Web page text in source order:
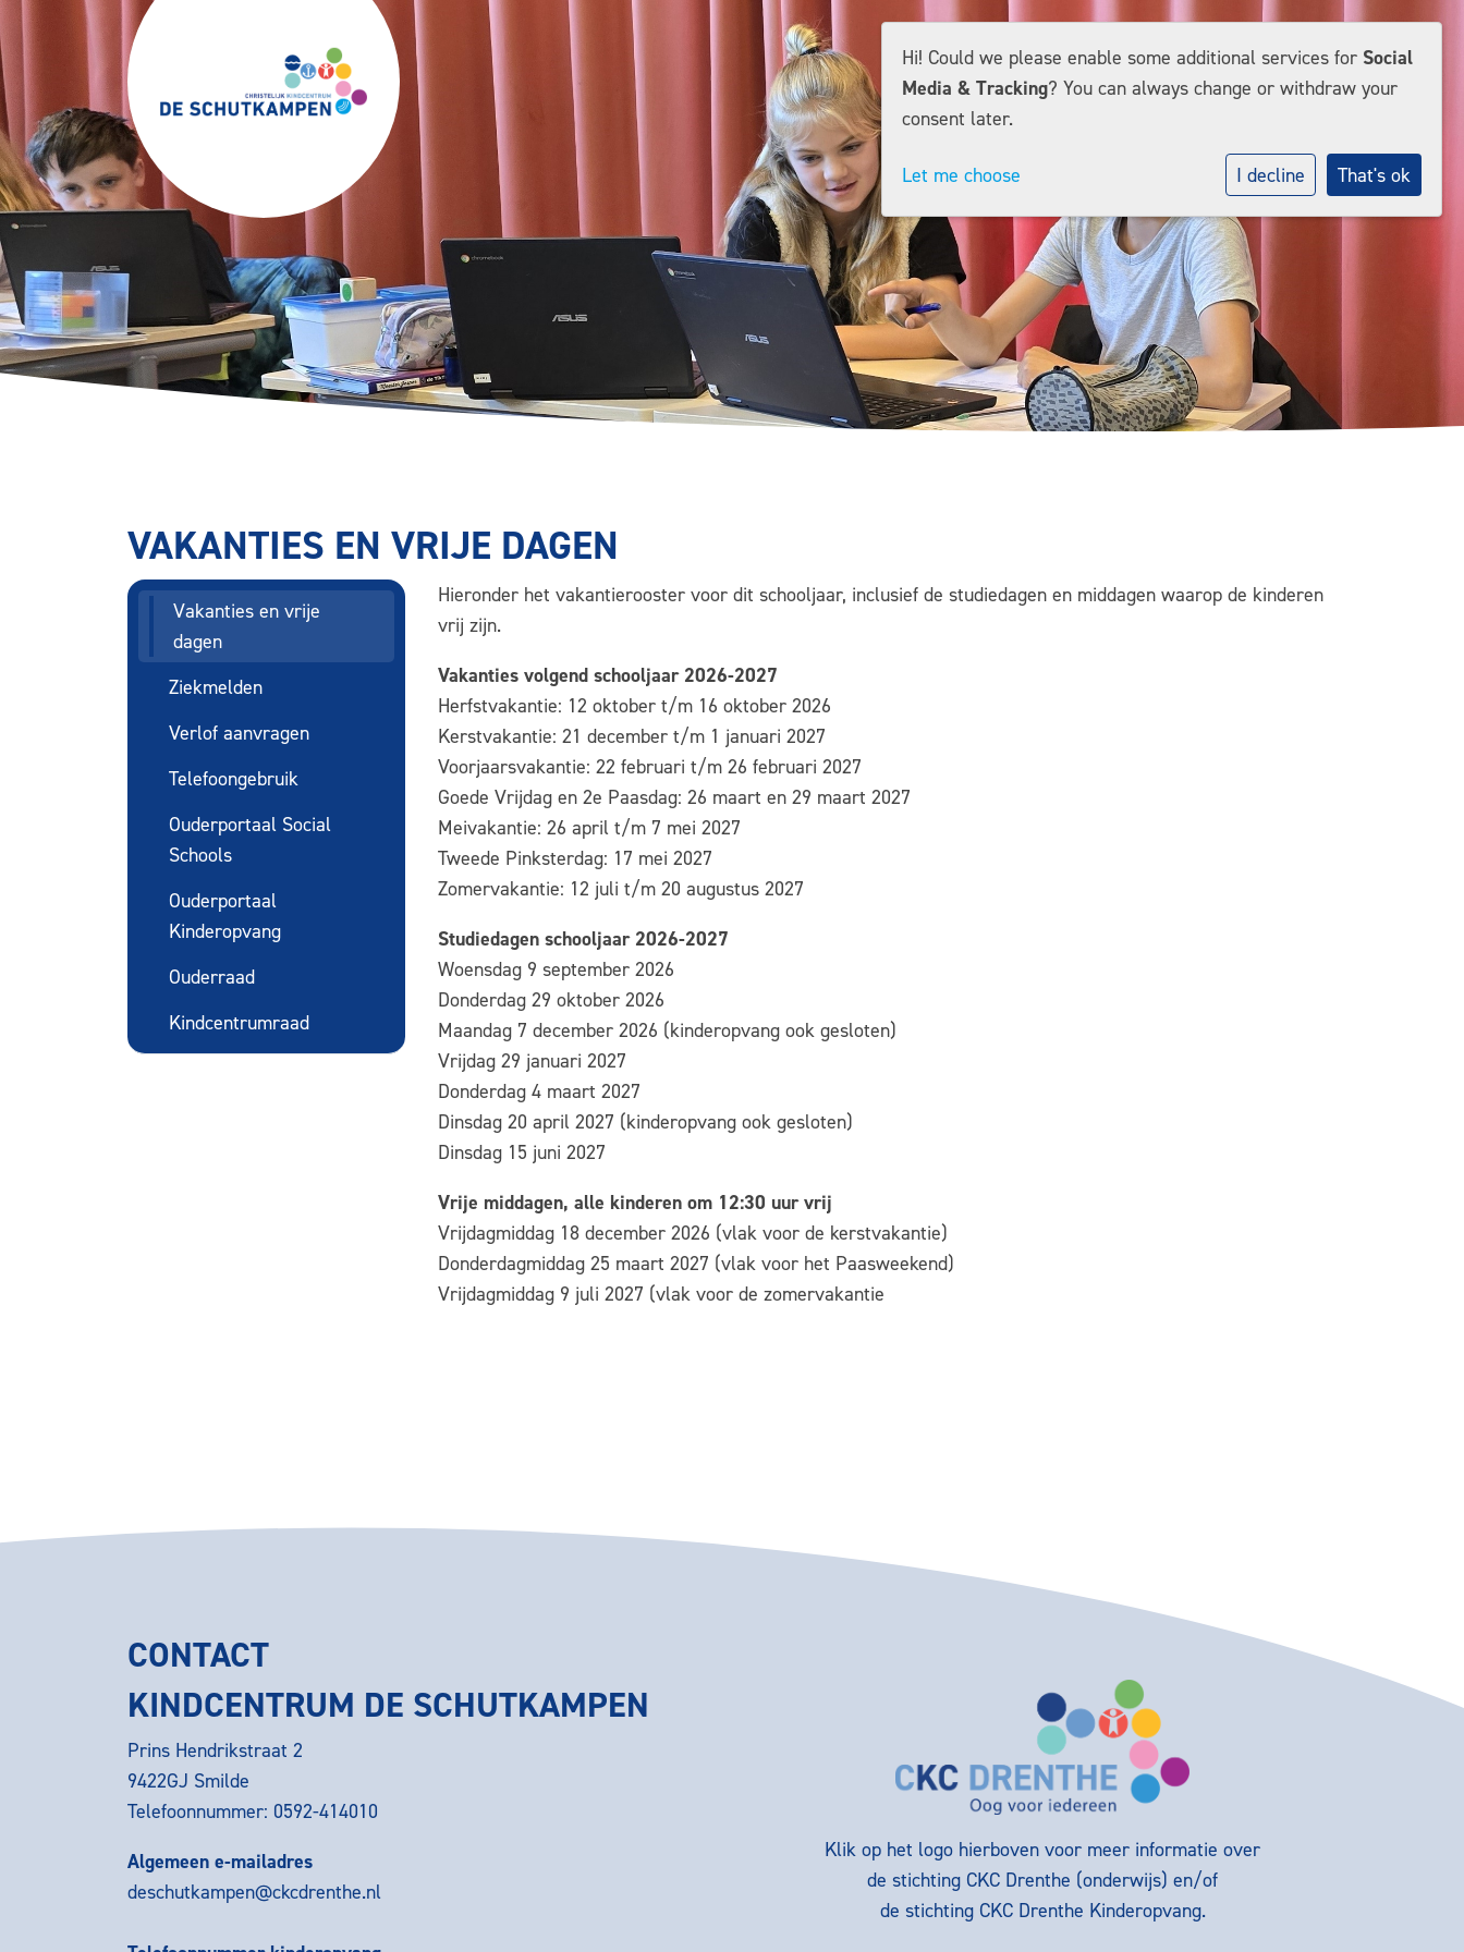
VAKANTIES EN VRIJE DAGEN
Vakanties en vrije
dagen
Ziekmelden
Verlof aanvragen
Telefoongebruik
Ouderportaal Social
Schools
Ouderportaal
Kinderopvang
Ouderraad
Kindcentrumraad
Hieronder het vakantierooster voor dit schooljaar, inclusief de studiedagen en middagen waarop de kinderen
vrij zijn.
Vakanties volgend schooljaar 2026-2027
Herfstvakantie: 12 oktober t/m 16 oktober 2026
Kerstvakantie: 21 december t/m 1 januari 2027
Voorjaarsvakantie: 22 februari t/m 26 februari 2027
Goede Vrijdag en 2e Paasdag: 26 maart en 29 maart 2027
Meivakantie: 26 april t/m 7 mei 2027
Tweede Pinksterdag: 17 mei 2027
Zomervakantie: 12 juli t/m 20 augustus 2027
Studiedagen schooljaar 2026-2027
Woensdag 9 september 2026
Donderdag 29 oktober 2026
Maandag 7 december 2026 (kinderopvang ook gesloten)
Vrijdag 29 januari 2027
Donderdag 4 maart 2027
Dinsdag 20 april 2027 (kinderopvang ook gesloten)
Dinsdag 15 juni 2027
Vrije middagen, alle kinderen om 12:30 uur vrij
Vrijdagmiddag 18 december 2026 (vlak voor de kerstvakantie)
Donderdagmiddag 25 maart 2027 (vlak voor het Paasweekend)
Vrijdagmiddag 9 juli 2027 (vlak voor de zomervakantie
CONTACT
KINDCENTRUM DE SCHUTKAMPEN
Prins Hendrikstraat 2
9422GJ Smilde
Telefoonnummer: 0592-414010
Algemeen e-mailadres
deschutkampen@ckcdrenthe.nl
Klik op het logo hierboven voor meer informatie over
de stichting CKC Drenthe (onderwijs) en/of
de stichting CKC Drenthe Kinderopvang.
Hi! Could we please enable some additional services for Social
Media & Tracking? You can always change or withdraw your
consent later.
Let me choose I decline That's ok